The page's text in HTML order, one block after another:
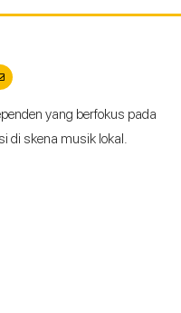
yang berfokus pada
di skena musik lokal.